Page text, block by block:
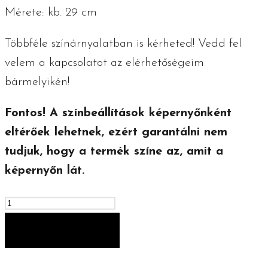
Mérete: kb. 29 cm
Többféle színárnyalatban is kérheted! Vedd fel
velem a kapcsolatot az elérhetőségeim
bármelyikén!
Fontos! A színbeállítások képernyőnként
eltérőek lehetnek, ezért garantálni nem
tudjuk, hogy a termék színe az, amit a
képernyőn lát.
Horgolt